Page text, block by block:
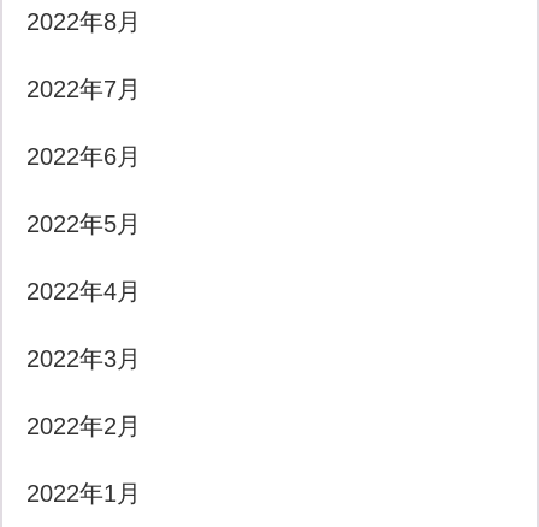
2022年8月
2022年7月
2022年6月
2022年5月
2022年4月
2022年3月
2022年2月
2022年1月